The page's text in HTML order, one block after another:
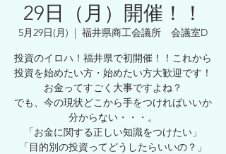
29日（月）開催！！
5月29日(月)
  |
福井県商工会議所 会議室D
投資のイロハ！福井県で初開催！！これから
投資を始めたい方・始めたい方大歓迎です！
お金ってすごく大事ですよね？
でも、今の現状どこから手をつければいいか
分からない・・・。
「お金に関する正しい知識をつけたい」
「目的別の投資ってどうしたらいいの？」